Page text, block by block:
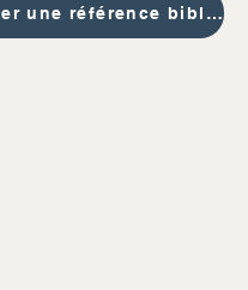
une référence